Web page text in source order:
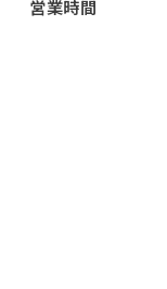
営業時間